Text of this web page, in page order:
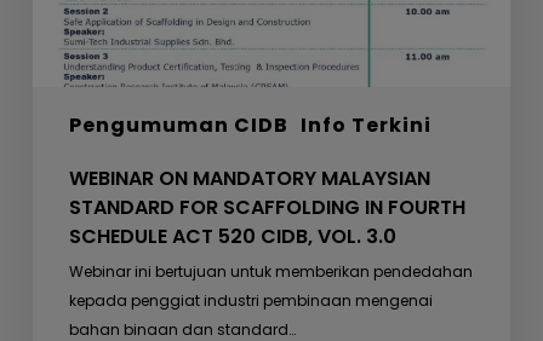
Pengumuman CIDB Info Terkini
FOURTH
SCHEDULE
ACT
CIDB,
WEBINAR ON MANDATORY MALAYSIAN
STANDARD FOR SCAFFOLDING IN FOURTH
SCHEDULE ACT 520 CIDB, VOL. 3.0
Webinar ini bertujuan untuk memberikan pendedahan
kepada penggiat industri pembinaan mengenai
bahan binaan dan standard…